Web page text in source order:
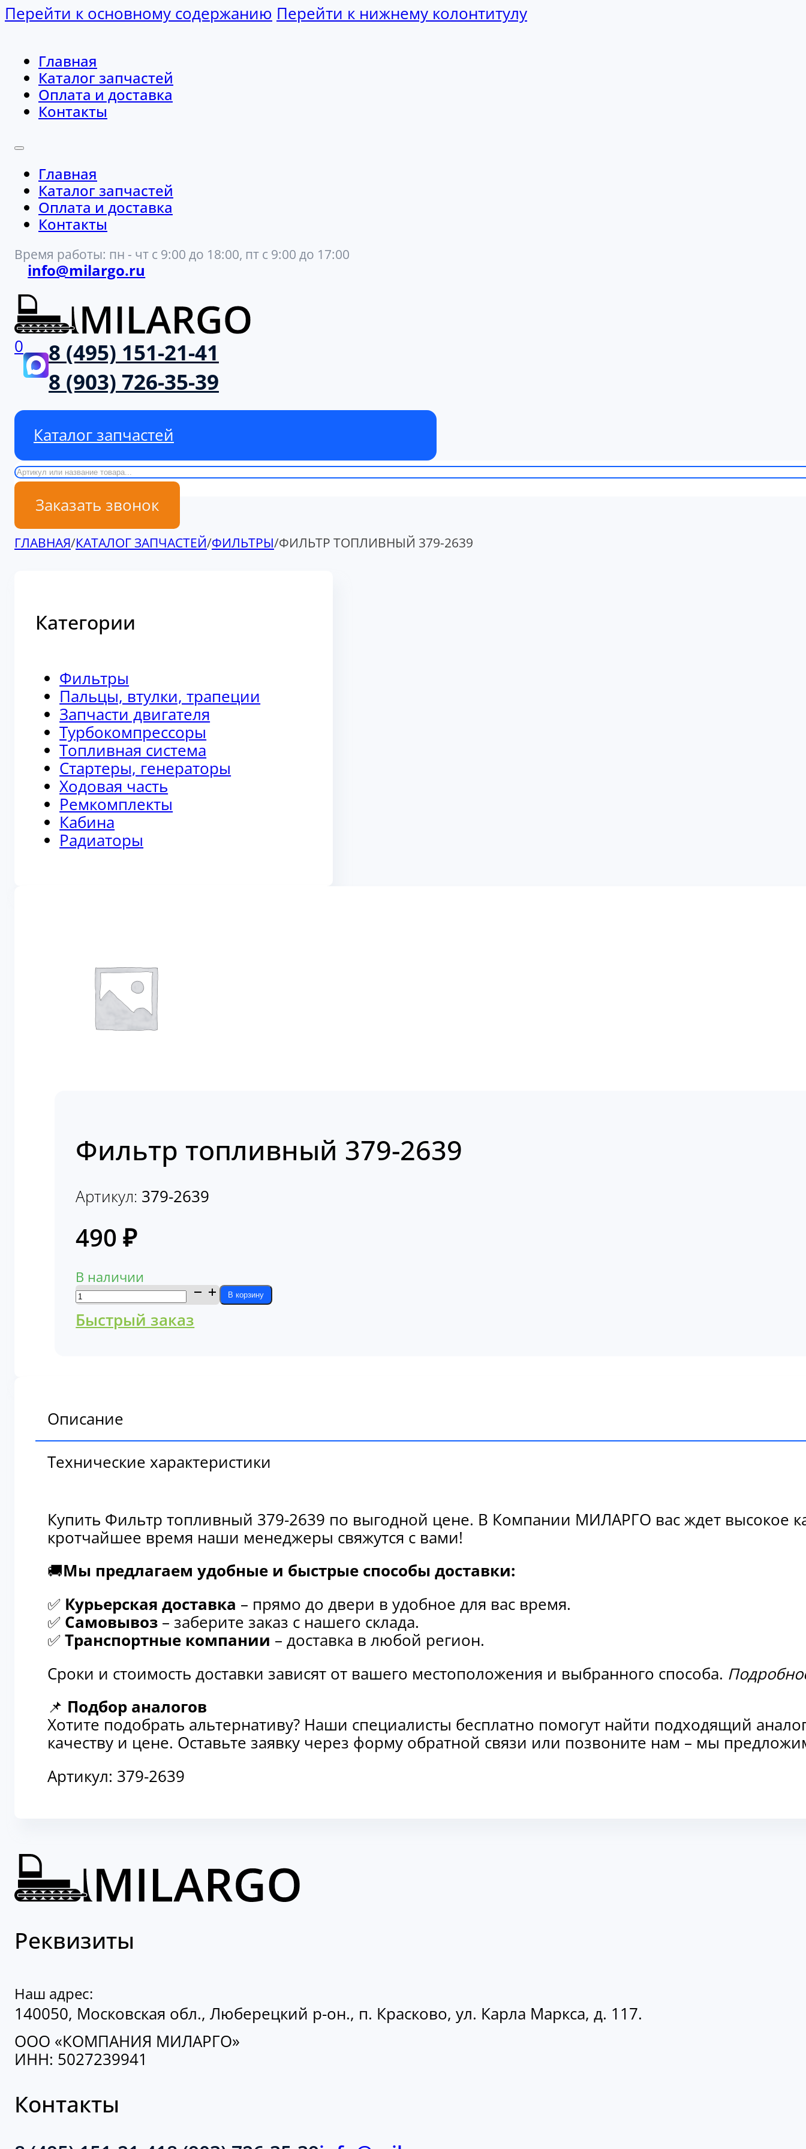
Перейти к основному содержанию Перейти к нижнему колонтитулу
Главная
Каталог запчастей
Оплата и доставка
Контакты
Главная
Каталог запчастей
Оплата и доставка
Контакты
Время работы: пн - чт с 9:00 до 18:00, пт с 9:00 до 17:00
info@milargo.ru
0
8 (495) 151-21-41
8 (903) 726-35-39
Каталог запчастей
Поиск
Заказать звонок
ГЛАВНАЯ/КАТАЛОГ ЗАПЧАСТЕЙ/ФИЛЬТРЫ/ФИЛЬТР ТОПЛИВНЫЙ 379-2639
Категории
Фильтры
Пальцы, втулки, трапеции
Запчасти двигателя
Турбокомпрессоры
Топливная система
Стартеры, генераторы
Ходовая часть
Ремкомплекты
Кабина
Радиаторы
Фильтр топливный 379-2639
Артикул: 379-2639
490₽
В наличии
Количество
товара
Фильтр
В корзину
Быстрый заказ
Описание
Технические характеристики
Купить Фильтр топливный 379-2639 по выгодной цене. В Компании МИЛАРГО вас ждет высокое
кротчайшее время наши менеджеры свяжутся с вами!
🚚Мы предлагаем удобные и быстрые способы доставки:
✅ Курьерская доставка – прямо до двери в удобное для вас время.
✅ Самовывоз – заберите заказ с нашего склада.
✅ Транспортные компании – доставка в любой регион.
Сроки и стоимость доставки зависят от вашего местоположения и выбранного способа.
📌 Подбор аналогов
Хотите подобрать альтернативу? Наши специалисты бесплатно помогут найти подходящий
качеству и цене. Оставьте заявку через форму обратной связи или позвоните нам – мы
Артикул: 379-2639
Реквизиты
Наш адрес:
140050, Московская обл., Люберецкий р-он., п. Красково, ул. Карла Маркса, д. 117.
ООО «КОМПАНИЯ МИЛАРГО»
ИНН: 5027239941
Контакты